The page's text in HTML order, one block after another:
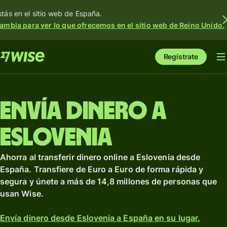
en el sitio web de España.
para ver lo que ofrecemos en el sitio web de Reino Unido.
Regístrate
Envía dinero a
Eslovenia
Ahorra al transferir dinero online a Eslovenia desde
España. Transfiere de Euro a Euro de forma rápida y
segura y únete a más de 14,8 millones de personas que
usan Wise.
Envía dinero desde Eslovenia a España en su lugar.